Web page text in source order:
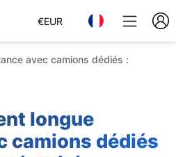
€EUR
avec camions dédiés :
longue
camions dédiés